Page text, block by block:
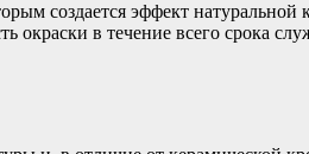
создается эффект
окраски в течение всего срока